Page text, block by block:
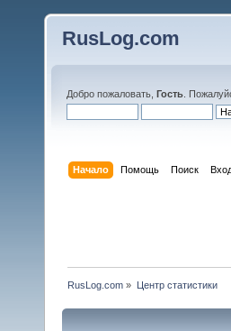
RusLog.com
Добро пожаловать, Гость .
Начало Помощь Поиск
RusLog.com » Центр статистики